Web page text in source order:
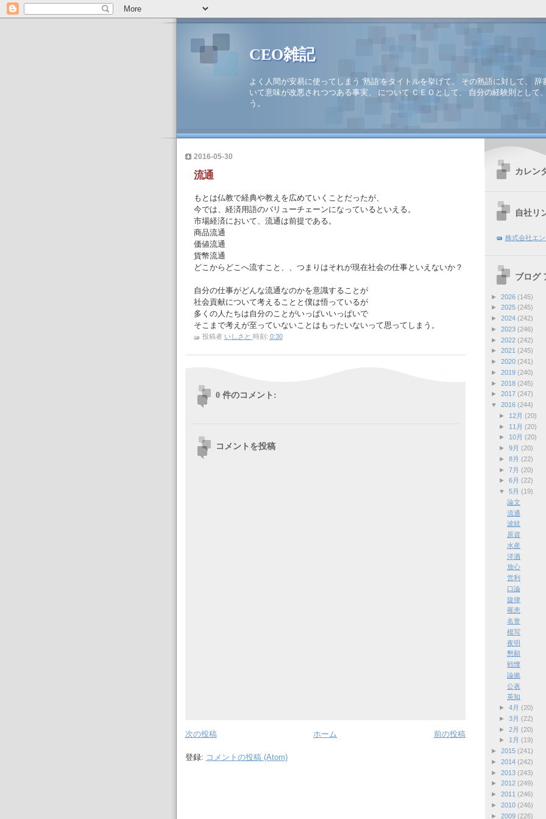
CEO雑記
よく人間が安易に使ってしまう '熟語'をタイトルを挙げて、 その熟語に対して、 辞
いて意味が改悪されつつある事実、 について ＣＥＯとして、 自分の経験則として
う。
2016-05-30
流通
もとは仏教で経典や教えを広めていくことだったが、
今では、経済用語のバリューチェーンになっているといえる。
市場経済において、流通は前提である。
商品流通
価値流通
貨幣流通
どこからどこへ流すこと、、つまりはそれが現在社会の仕事といえないか？
自分の仕事がどんな流通なのかを意識することが
社会貢献について考えることと僕は悟っているが
多くの人たちは自分のことがいっぱいいっぱいで
そこまで考えが至っていないことはもったいないって思ってしまう。
投稿者 いしさと 時刻: 0:30
0 件のコメント:
コメントを投稿
次の投稿 前の投稿
ホーム
登録: コメントの投稿 (Atom)
カレン
自社リ
株式会社エン
ブログ
► 2026 (145)
► 2025 (245)
► 2024 (242)
► 2023 (246)
► 2022 (242)
► 2021 (245)
► 2020 (241)
► 2019 (240)
► 2018 (245)
► 2017 (247)
▼ 2016 (244)
►
12月 (20)
►
11月 (20)
►
10月 (20)
► 9月 (20)
► 8月 (22)
► 7月 (20)
► 6月 (22)
▼ 5月 (19)
論文
流通
波紋
原資
水産
洋酒
放心
営利
口論
旋律
罹患
名誉
模写
夜明
懇願
戦慄
論拠
公表
英知
► 4月 (20)
► 3月 (22)
► 2月 (20)
►
1月 (19)
► 2015 (241)
► 2014 (242)
► 2013 (243)
► 2012 (249)
► 2011 (246)
► 2010 (246)
► 2009 (226)